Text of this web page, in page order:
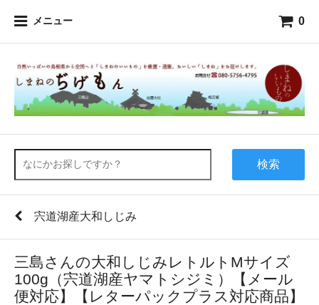
メニュー 0
検索
宍道湖産大和しじみ
三島さんの大和しじみレトルトMサイズ
100g（宍道湖産ヤマトシジミ）【メール
便対応】【レターパックプラス対応商品】